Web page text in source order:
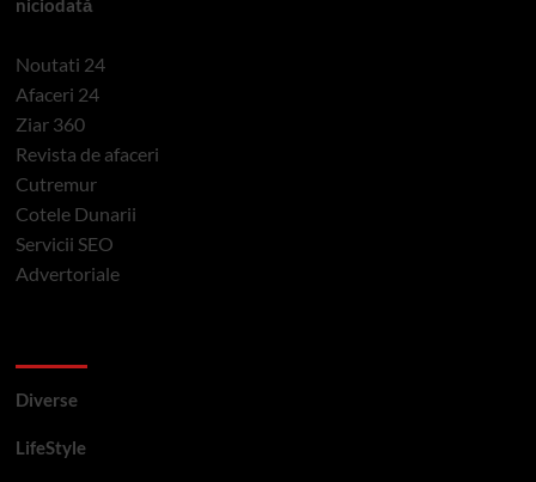
niciodată
Noutati 24
Afaceri 24
Ziar 360
Revista de afaceri
Cutremur
Cotele Dunarii
Servicii SEO
Advertoriale
Diverse
LifeStyle